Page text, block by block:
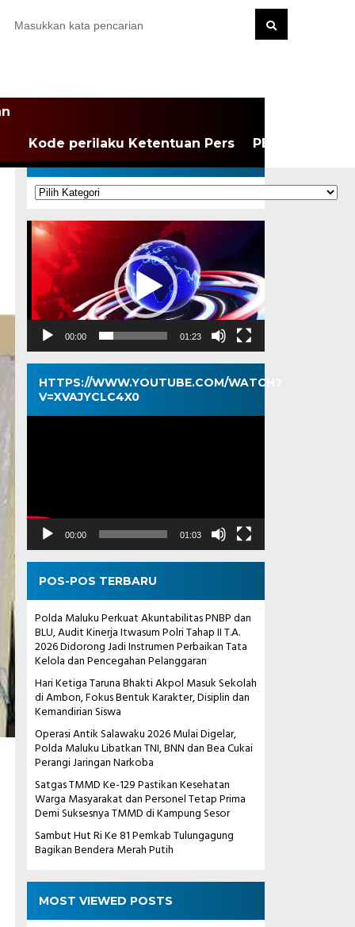
Kode perilaku Ketentuan Pers PEDOMAN
KATEGORI
Kategori
Pemutar
Video
00:00 01:23
HTTPS://WWW.YOUTUBE.COM/WATCH?
V=XVAJYCLC4X0
Pemutar
00:00 01:03
POS-POS TERBARU
Polda Maluku Perkuat Akuntabilitas PNBP dan
BLU, Audit Kinerja Itwasum Polri Tahap II T.A.
2026 Didorong Jadi Instrumen Perbaikan Tata
Kelola dan Pencegahan Pelanggaran
Hari Ketiga Taruna Bhakti Akpol Masuk Sekolah
di Ambon, Fokus Bentuk Karakter, Disiplin dan
Kemandirian Siswa
Operasi Antik Salawaku 2026 Mulai Digelar,
Polda Maluku Libatkan TNI, BNN dan Bea Cukai
Perangi Jaringan Narkoba
Satgas TMMD Ke-129 Pastikan Kesehatan
Warga Masyarakat dan Personel Tetap Prima
Demi Suksesnya TMMD di Kampung Sesor
Sambut Hut Ri Ke 81 Pemkab Tulungagung
Bagikan Bendera Merah Putih
MOST VIEWED POSTS